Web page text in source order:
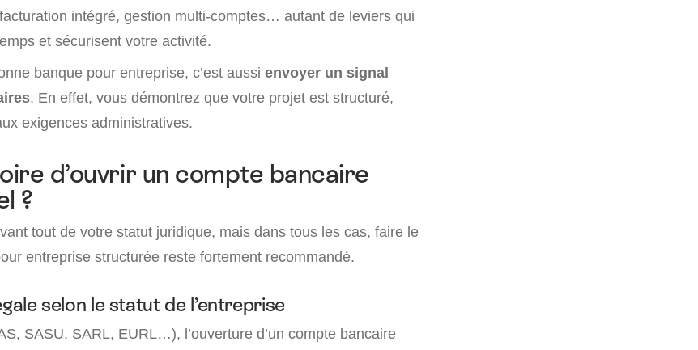
intégré, gestion multi-comptes… autant de leviers qui
et sécurisent votre activité.
banque pour entreprise, c’est aussi envoyer un signal
. En effet, vous démontrez que votre projet est structuré,
exigences administratives.
d’ouvrir un compte bancaire
?
tout de votre statut juridique, mais dans tous les cas, faire le
entreprise structurée reste fortement recommandé.
selon le statut de l’entreprise
SASU, SARL, EURL…), l’ouverture d’un compte bancaire